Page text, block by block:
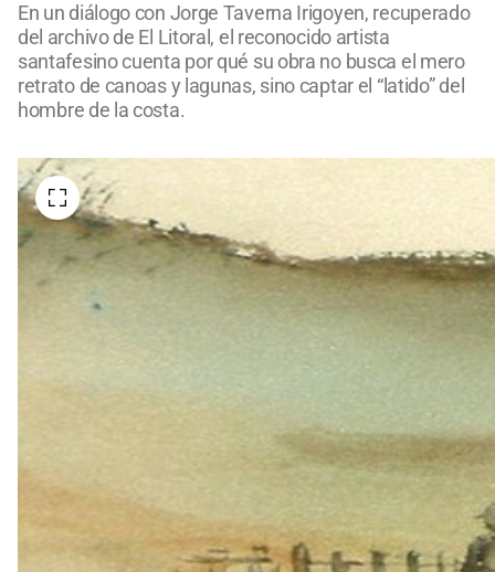
En un diálogo con Jorge Taverna Irigoyen, recuperado
del archivo de El Litoral, el reconocido artista
santafesino cuenta por qué su obra no busca el mero
retrato de canoas y lagunas, sino captar el “latido” del
hombre de la costa.